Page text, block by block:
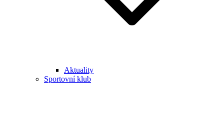
Aktuality
Sportovní klub